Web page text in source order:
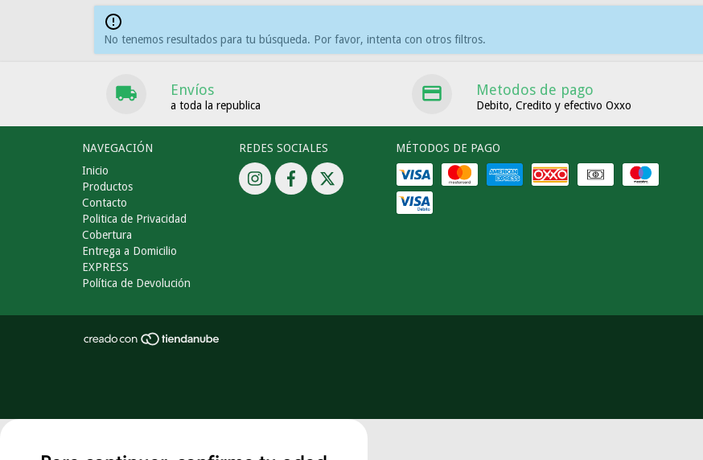
No tenemos resultados para tu búsqueda. Por favor, intenta con otros filtros.
Envíos
a toda la republica
Metodos de pago
Debito, Credito y efectivo Oxxo
NAVEGACIÓN
Inicio
Productos
Contacto
Politica de Privacidad
Cobertura
Entrega a Domicilio
EXPRESS
Política de Devolución
REDES SOCIALES MÉTODOS DE PAGO